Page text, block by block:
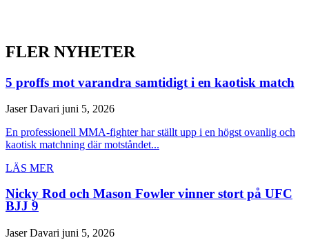
FLER NYHETER
5 proffs mot varandra samtidigt i en kaotisk match
Jaser Davari juni 5, 2026
En professionell MMA-fighter har ställt upp i en högst ovanlig och
kaotisk matchning där motståndet...
LÄS MER
Nicky Rod och Mason Fowler vinner stort på UFC
BJJ 9
Jaser Davari juni 5, 2026